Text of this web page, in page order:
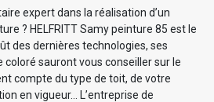
expert dans la réalisation d’un
? HELFRITT Samy peinture 85 est le
des dernières technologies, ses
sauront vous conseiller sur le
compte du type de toit, de votre
en vigueur… L’entreprise de